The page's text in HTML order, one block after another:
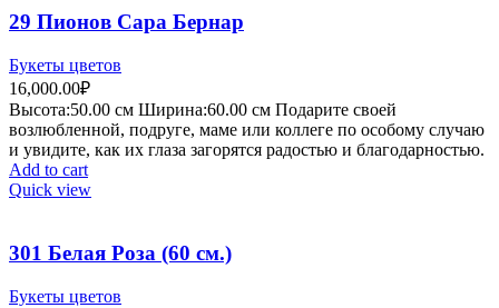
29 Пионов Сара Бернар
Букеты цветов
16,000.00₽
Высота:50.00 см Ширина:60.00 см Подарите своей
возлюбленной, подруге, маме или коллеге по особому случаю
и увидите, как их глаза загорятся радостью и благодарностью.
Add to cart
Quick view
301 Белая Роза (60 см.)
Букеты цветов